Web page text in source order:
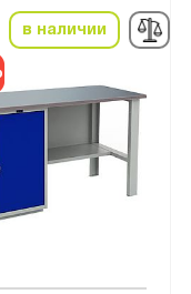
в наличии
5 мм
покрытие 5 мм